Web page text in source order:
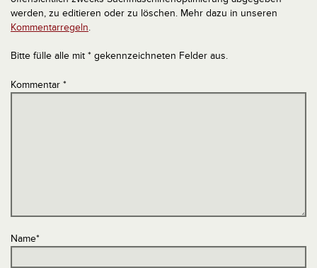
werden, zu editieren oder zu löschen. Mehr dazu in unseren
Kommentarregeln.
Bitte fülle alle mit * gekennzeichneten Felder aus.
Kommentar *
Name*